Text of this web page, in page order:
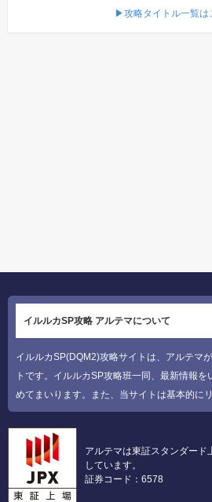
▶攻略タイトル一覧は
イルルカSP攻略 アルテマについて
イルルカSP(DQM2)攻略サイトは、アルテマ
トです。イルルカSP攻略班一同、最新情報
めてまいります。また、当サイトは基本的に
アルテマは東証スタンダー
しています。
証券コード：6578